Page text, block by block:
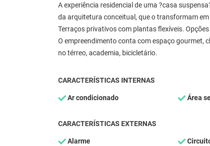
A experiência residencial de uma ?casa
da arquitetura conceitual, que o transformam
Terraços privativos com plantas flexíveis.
O empreendimento conta com espaço gourmet,
no térreo, academia, bicicletário.
CARACTERÍSTICAS INTERNAS
Ar condicionado Área
CARACTERÍSTICAS EXTERNAS
Alarme